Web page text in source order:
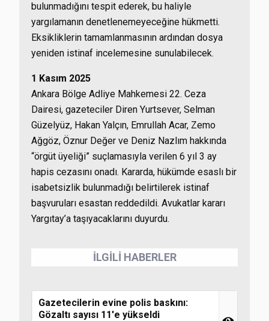
bulunmadığını tespit ederek, bu haliyle
yargılamanın denetlenemeyeceğine hükmetti.
Eksikliklerin tamamlanmasının ardından dosya
yeniden istinaf incelemesine sunulabilecek.
1 Kasım 2025
Ankara Bölge Adliye Mahkemesi 22. Ceza
Dairesi, gazeteciler Diren Yurtsever, Selman
Güzelyüz, Hakan Yalçın, Emrullah Acar, Zemo
Ağgöz, Öznur Değer ve Deniz Nazlım hakkında
“örgüt üyeliği” suçlamasıyla verilen 6 yıl 3 ay
hapis cezasını onadı. Kararda, hükümde esaslı bir
isabetsizlik bulunmadığı belirtilerek istinaf
başvuruları esastan reddedildi. Avukatlar kararı
Yargıtay’a taşıyacaklarını duyurdu.
İLGİLİ HABERLER
Gazetecilerin evine polis baskını:
Gözaltı sayısı 11'e yükseldi